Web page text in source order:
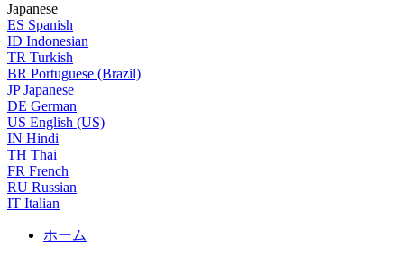
Japanese
ES Spanish
ID Indonesian
TR Turkish
BR Portuguese (Brazil)
JP Japanese
DE German
US English (US)
IN Hindi
TH Thai
FR French
RU Russian
IT Italian
ホーム